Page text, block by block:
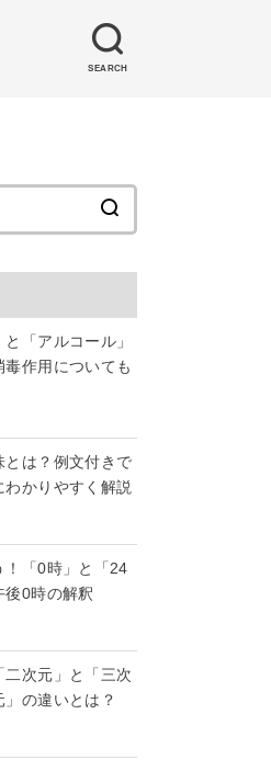
SEARCH
と「アルコール」
作用についても
とは？例文付きで
かりやすく解説
！「0時」と「24
後0時の解釈
二次元」と「三次
の違いとは？